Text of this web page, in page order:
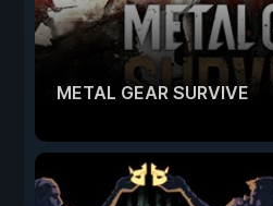
METAL GEAR SURVIVE